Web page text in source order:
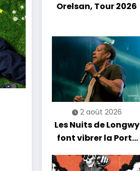
Orelsan, Tour 2026
2 août 2026
Les Nuits de Longwy
font vibrer la Porte
soirée entre